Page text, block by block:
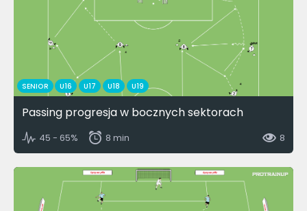
SENIOR U16 U17 U18 U19
Passing progresja w bocznych sektorach
45 - 65% 8 min 8